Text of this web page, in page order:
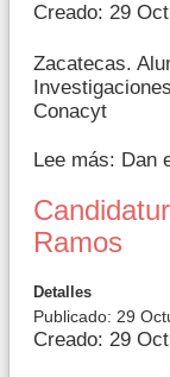
Creado: 29
Zacatecas.
Conacyt
Lee más: Dan
Ramos
Detalles
Publicado: 29
Creado: 29